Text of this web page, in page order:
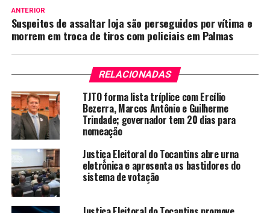
ANTERIOR
Suspeitos de assaltar loja são perseguidos por vítima e
morrem em troca de tiros com policiais em Palmas
RELACIONADAS
TJTO forma lista tríplice com Ercílio
Bezerra, Marcos Antônio e Guilherme
Trindade; governador tem 20 dias para
nomeação
Justiça Eleitoral do Tocantins abre urna
eletrônica e apresenta os bastidores do
sistema de votação